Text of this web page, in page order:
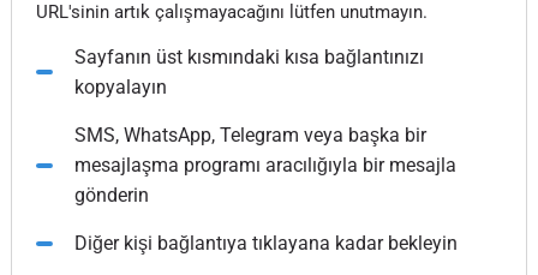
URL'sinin artık çalışmayacağını lütfen unutmayın.
Sayfanın üst kısmındaki kısa bağlantınızı
kopyalayın
SMS, WhatsApp, Telegram veya başka bir
mesajlaşma programı aracılığıyla bir mesajla
gönderin
Diğer kişi bağlantıya tıklayana kadar bekleyin